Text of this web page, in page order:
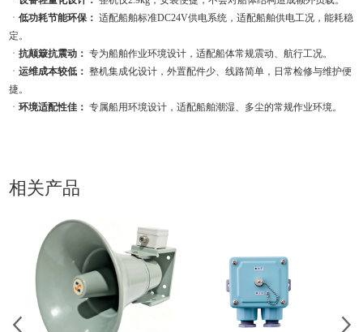
ㆍ低功耗节能环保： 适配船舶标准DC24V供电系统，适配船舶供电工况，能耗稳
定。
ㆍ抗颠簸抗震动： 专为船舶作业环境设计，适配船体常规震动、航行工况。
ㆍ运维成本较低： 整机集成化设计，外置配件少、线路简单，日常检修与维护便
捷。
ㆍ环境适配性佳： 专属船用环境设计，适配船舶潮湿、多尘的常规作业环境。
相关产品